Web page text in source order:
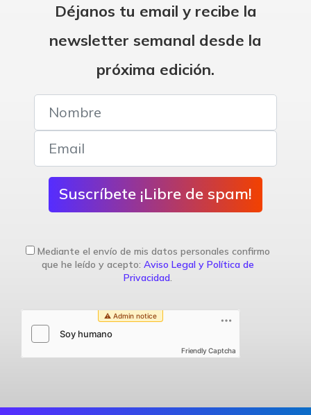
Déjanos tu email y recibe la
newsletter semanal desde la
próxima edición.
Suscríbete ¡Libre de spam!
Mediante el envío de mis datos personales confirmo
que he leído y acepto: Aviso Legal y Política de
Privacidad.
Friendly Captcha